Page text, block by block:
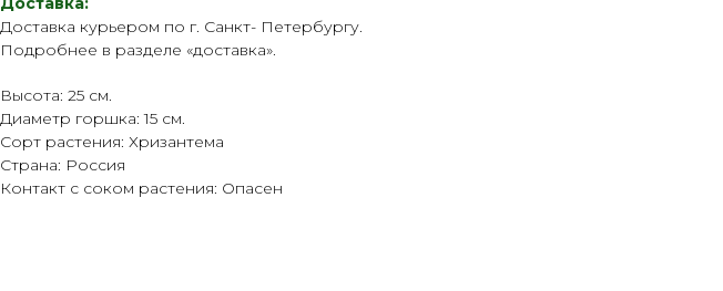
Доставка курьером по г. Санкт- Петербургу.
Подробнее в разделе «доставка».
Высота: 25 см.
Диаметр горшка: 15 см.
Сорт растения: Хризантема
Страна: Россия
Контакт с соком растения: Опасен